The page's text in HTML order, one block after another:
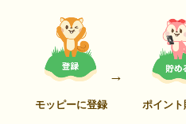
モッピーに登録 ポイント